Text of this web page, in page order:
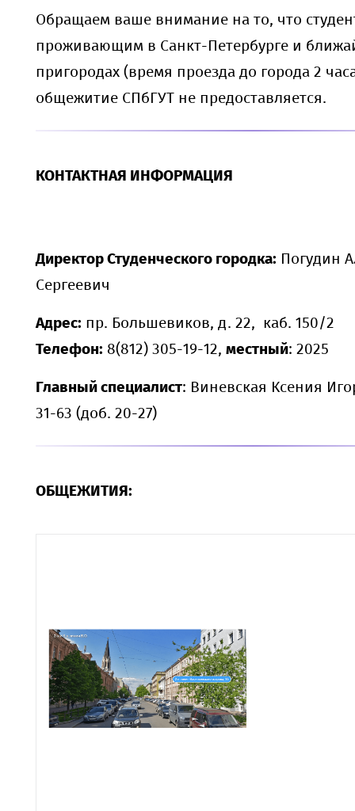
Обращаем ваше внимание на то, что
проживающим в Санкт-Петербурге и
пригородах (время проезда до города 2
общежитие СПбГУТ не предоставляется.
КОНТАКТНАЯ ИНФОРМАЦИЯ
Директор Студенческого городка: Погудин
Сергеевич
Адрес: пр. Большевиков, д. 22, каб. 150/2
Телефон: 8(812) 305-19-12, местный: 2025
Главный специалист: Виневская Ксения
31-63 (доб. 20-27)
ОБЩЕЖИТИЯ: